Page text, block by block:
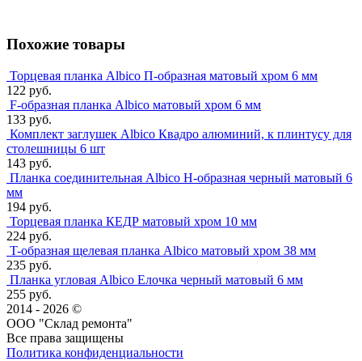
Похожие товары
Торцевая планка Albico П-образная матовый хром 6 мм
122 руб.
F-образная планка Albico матовый хром 6 мм
133 руб.
Комплект заглушек Albico Квадро алюминий, к плинтусу для
столешницы 6 шт
143 руб.
Планка соединительная Albico Н-образная черный матовый 6
мм
194 руб.
Торцевая планка КЕДР матовый хром 10 мм
224 руб.
T-образная щелевая планка Albico матовый хром 38 мм
235 руб.
Планка угловая Albico Елочка черный матовый 6 мм
255 руб.
2014 - 2026 ©
ООО "Склад ремонта"
Все права защищены
Политика конфиденциальности